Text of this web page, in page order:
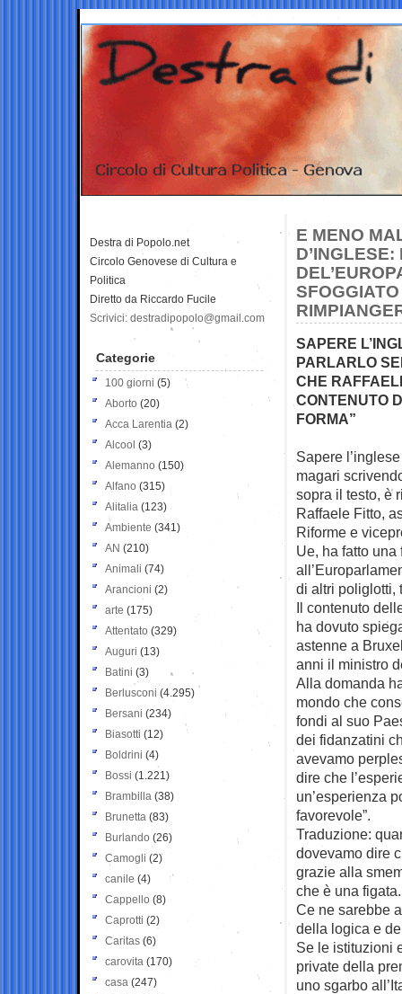
E MENO
SAPERE
PARLARLO
CHE
CONTENUTO
FORMA”
Sapere
magari
sopra il testo, è
Raffaele Fitto,
Riforme e
Ue, ha fatto una
di altri poliglotti,
Il contenuto
ha dovuto
astenne a
anni il ministro
Alla domanda
mondo che
fondi al suo
dei fidanzatini
avevamo
dire che
un’esperienza
favorevole”.
Traduzione:
dovevamo dire
grazie alla
che è una figata.
Ce ne sarebbe
della logica e
Se le istituzioni
private della
uno sgarbo
Destra di Popolo.net
Circolo Genovese di Cultura e
Politica
Diretto da Riccardo Fucile
Scrivici: destradipopolo@gmail.com
Categorie
100 giorni (5)
Aborto (20)
Acca Larentia (2)
Alcool (3)
Alemanno (150)
Alfano (315)
Alitalia (123)
Ambiente (341)
AN (210)
Animali (74)
Arancioni (2)
arte (175)
Attentato (329)
Auguri (13)
Batini (3)
Berlusconi (4.295)
Bersani (234)
Biasotti (12)
Boldrini (4)
Bossi (1.221)
Brambilla (38)
Brunetta (83)
Burlando (26)
Camogli (2)
canile (4)
Cappello (8)
Caprotti (2)
Caritas (6)
carovita (170)
casa (247)